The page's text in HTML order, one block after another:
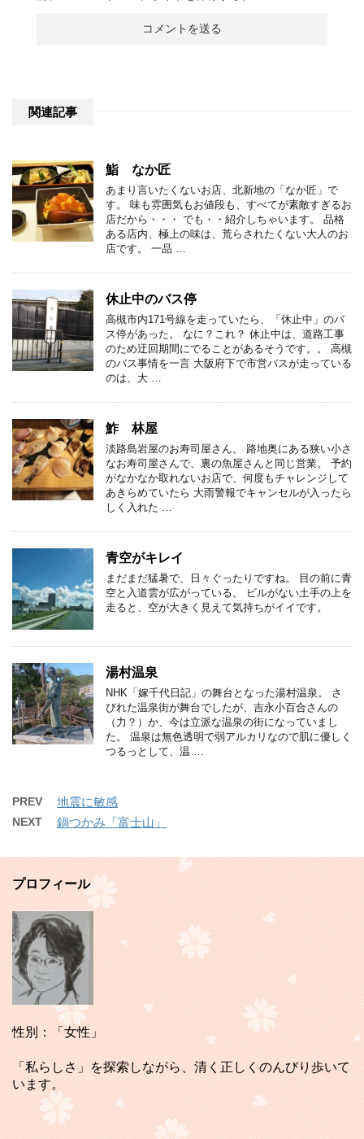
関連記事
鮨 なか匠
あまり言いたくないお店、北新地の「なか匠」で
す。 味も雰囲気もお値段も、すべてが素敵すぎるお
店だから・・・ でも・・紹介しちゃいます。 品格
ある店内、極上の味は、荒らされたくない大人のお
店です。 一品 …
休止中のバス停
高槻市内171号線を走っていたら、「休止中」のバ
ス停があった。 なに？これ？ 休止中は、道路工事
のため迂回期間にでることがあるそうです。。 高槻
のバス事情を一言 大阪府下で市営バスが走っている
のは、大 …
鮓 林屋
淡路島岩屋のお寿司屋さん。 路地奥にある狭い小さ
なお寿司屋さんで、裏の魚屋さんと同じ営業。 予約
がなかなか取れないお店で、何度もチャレンジして
あきらめていたら 大雨警報でキャンセルが入ったら
しく入れた …
青空がキレイ
まだまだ猛暑で、日々ぐったりですね。 目の前に青
空と入道雲が広がっている。 ビルがない土手の上を
走ると、空が大きく見えて気持ちがイイです。
湯村温泉
NHK「嫁千代日記」の舞台となった湯村温泉。 さ
びれた温泉街が舞台でしたが、吉永小百合さんの
（力？）か、今は立派な温泉の街になっていまし
た。 温泉は無色透明で弱アルカリなので肌に優しく
つるっとして、温 …
PREV 地震に敏感
NEXT 鍋つかみ「富士山」
プロフィール
性別：「女性」
「私らしさ」を探索しながら、清く正しくのんびり歩いて
います。